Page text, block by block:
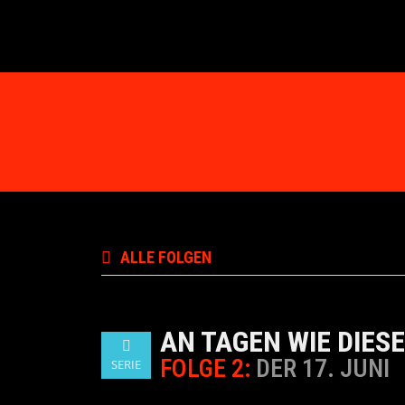
ALLE FOLGEN
SERIE
AN TAGEN WIE
FOLGE 2: DER 17. JUNI